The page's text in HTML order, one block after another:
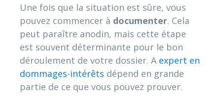
Une fois que la situation est sûre, vous
pouvez commencer à documenter. Cela
peut paraître anodin, mais cette étape
est souvent déterminante pour le bon
déroulement de votre dossier. A expert en
dommages-intérêts dépend en grande
partie de ce que vous pouvez prouver.